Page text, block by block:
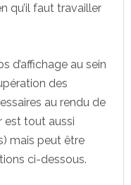
qu’il faut travailler
d’affichage au sein
des
au rendu de
est tout aussi
mais peut être
ci-dessous.